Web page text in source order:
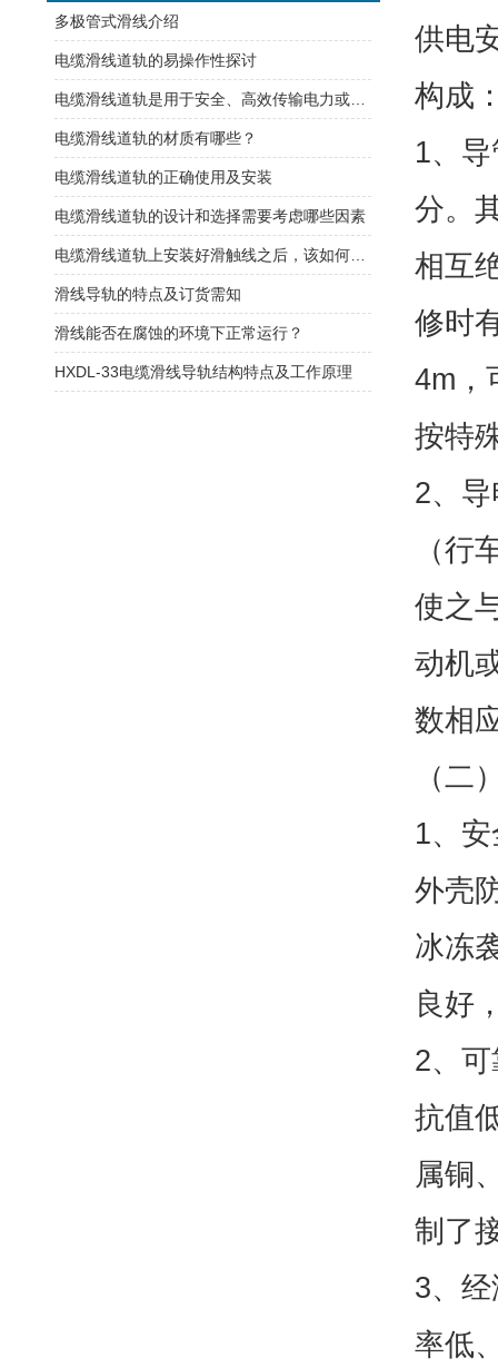
供电
构成
1、
分。
相互
修时
4m，
按特
2、
（行
使之
动机
数相
（二
1、
外壳
冰冻
良好
2、
抗值
属铜
制了
3、
率低
​多极管式滑线介绍
电缆滑线道轨的易操作性探讨
电缆滑线道轨的材质有哪些？
电缆滑线道轨的正确使用及安装
电缆滑线道轨的设计和选择需要考虑哪些因素
滑线导轨的特点及订货需知
滑线能否在腐蚀的环境下正常运行？
HXDL-33电缆滑线导轨结构特点及工作原理